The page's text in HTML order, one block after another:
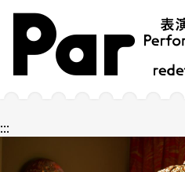
跳到主要内容区块
网站导览
:::